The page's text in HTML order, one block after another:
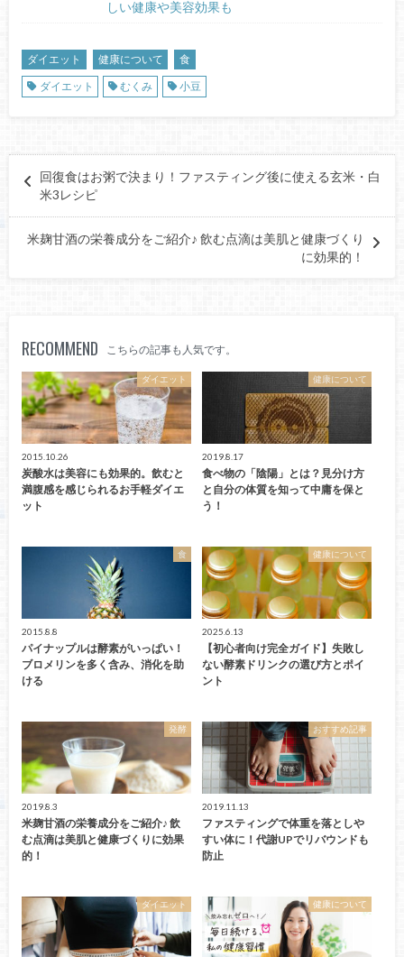
しい健康や美容効果も
ダイエット 健康について
食
ダイエット
むくみ 小豆
回復食はお粥で決まり！ファスティング後に使える玄米・白
米3レシピ
米麹甘酒の栄養成分をご紹介♪ 飲む点滴は美肌と健康づくり
に効果的！
RECOMMEND こちらの記事も人気です。
ダイエット
2015.10.26
炭酸水は美容にも効果的。飲むと
満腹感を感じられるお手軽ダイエ
ット
健康について
2019.8.17
食べ物の「陰陽」とは？見分け方
と自分の体質を知って中庸を保と
う！
食
2015.8.8
パイナップルは酵素がいっぱい！
ブロメリンを多く含み、消化を助
ける
健康について
2025.6.13
【初心者向け完全ガイド】失敗し
ない酵素ドリンクの選び方とポイ
ント
発酵
2019.8.3
米麹甘酒の栄養成分をご紹介♪ 飲
む点滴は美肌と健康づくりに効果
的！
おすすめ記事
2019.11.13
ファスティングで体重を落としや
すい体に！代謝UPでリバウンドも
防止
ダイエット 健康について